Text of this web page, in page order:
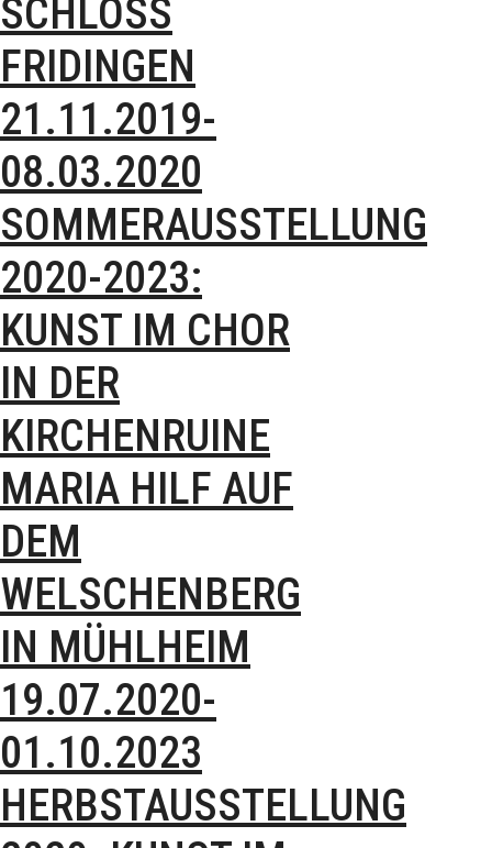
SCHLOSS
FRIDINGEN
21.11.2019-
08.03.2020
SOMMERAUSSTELLUNG
2020-2023:
KUNST IM CHOR
IN DER
KIRCHENRUINE
MARIA HILF AUF
DEM
WELSCHENBERG
IN MÜHLHEIM
19.07.2020-
01.10.2023
HERBSTAUSSTELLUNG